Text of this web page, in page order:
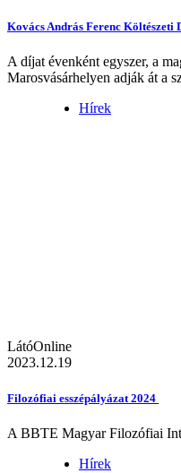
Kovács András Ferenc Költészeti
A díjat évenként egyszer, a
Marosvásárhelyen adják át a
Hírek
LátóOnline
2023.12.19
Filozófiai esszépályázat 2024
A BBTE Magyar Filozófiai
Hírek